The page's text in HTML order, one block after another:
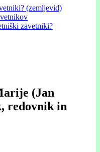
(zemljevid)
zavetniki?
(Jan
redovnik in